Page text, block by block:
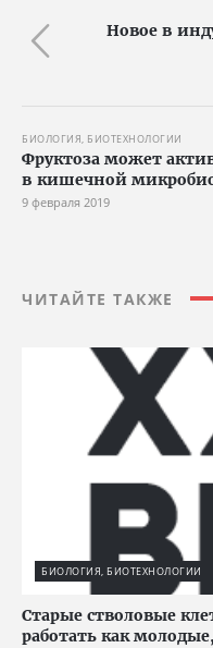
Новое в
БИОЛОГИЯ, БИОТЕХНОЛОГИИ
Фруктоза может
в кишечной
9 февраля 2019
ЧИТАЙТЕ ТАКЖЕ
БИОЛОГИЯ, БИОТЕХНОЛОГИИ
Старые стволовые
работать как